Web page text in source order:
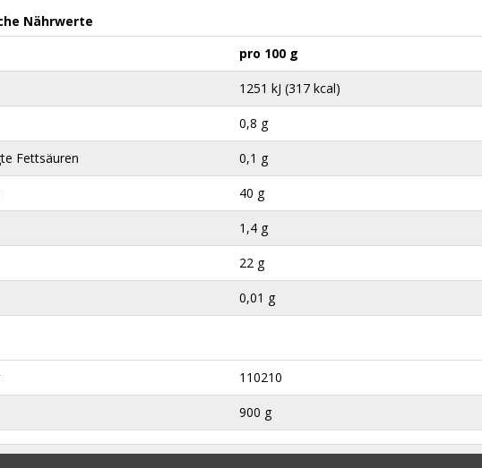
Nährwerte
pro 100 g
1251 kJ (317 kcal)
0,8 g
Fettsäuren 0,1 g
40 g
1,4 g
22 g
0,01 g
110210
900 g